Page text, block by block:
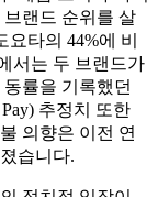
랜드 순위를 살
타의 44%에 비
서는 두 브랜드가
률을 기록했던
추정치 또한
의향은 이전 연
습니다.